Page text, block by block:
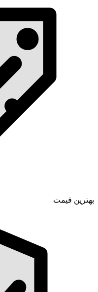
بهترین قیمت